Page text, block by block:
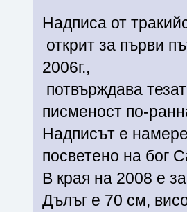
Надписа от
открит за първи
2006г.,
потвърждава
писменост по-
Надписът е
посветено на бог
В края на 2008 е
Дълъг е 70 см,